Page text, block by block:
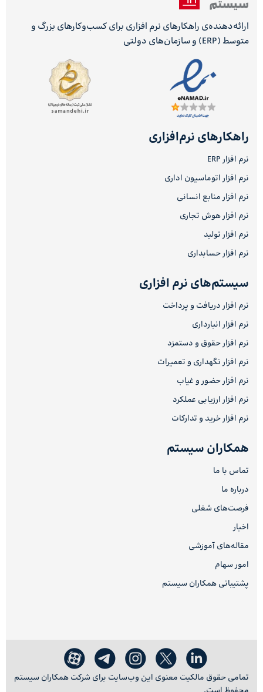
ارائه‌دهنده‌ی راهکارهای نرم افزاری برای کسب‌وکارهای بزرگ و
متوسط (ERP) و سازمان‌های دولتی
راهکارهای نرم‌افزاری
نرم افزار ERP
نرم افزار اتوماسیون اداری
نرم افزار منابع انسانی
نرم افزار هوش تجاری
نرم افزار تولید
نرم افزار حسابداری
سیستم‌های نرم افزاری
نرم افزار دریافت و پرداخت
نرم افزار انبارداری
نرم افزار حقوق و دستمزد
نرم افزار نگهداری و تعمیرات
نرم افزار حضور و غیاب
نرم افزار ارزیابی عملکرد
نرم افزار خرید و تدارکات
همکاران سیستم
تماس با ما
درباره ما
فرصت‌های شغلی
اخبار
مقاله‌های آموزشی
امور سهام
پشتیبانی همکاران سیستم
تمامی حقوق مالکیت معنوی این وب‌سایت برای شرکت همکاران سیستم